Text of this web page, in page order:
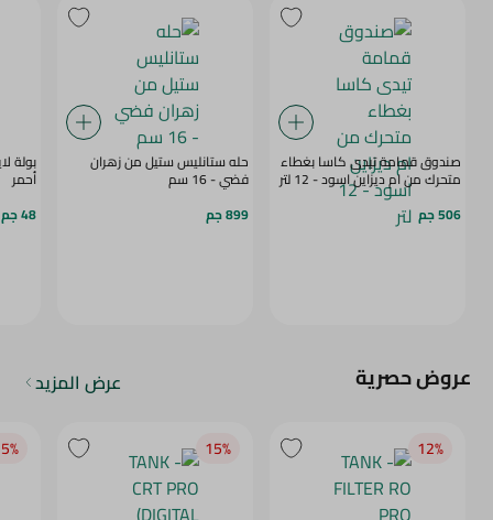
صندوق قمامة تيدى كاسا بغطاء
متحرك من ام ديزاين اسود - 12 لتر
506 جم
حله ستانليس ستيل من زهران
فضي - 16 سم
899 جم
بولة
أحمر
48 جم
عروض حصرية عرض المزيد
12‎%‎
15‎%‎